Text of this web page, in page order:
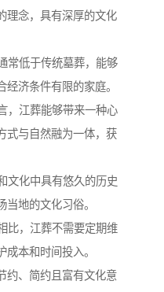
理念，具有深厚的文化
常低于传统墓葬，能够
济条件有限的家庭。
，江葬能够带来一种心
式与自然融为一体，获
文化中具有悠久的历史
地的文化习俗。
比，江葬不需要定期维
本和时间投入。
约、简约且富有文化意